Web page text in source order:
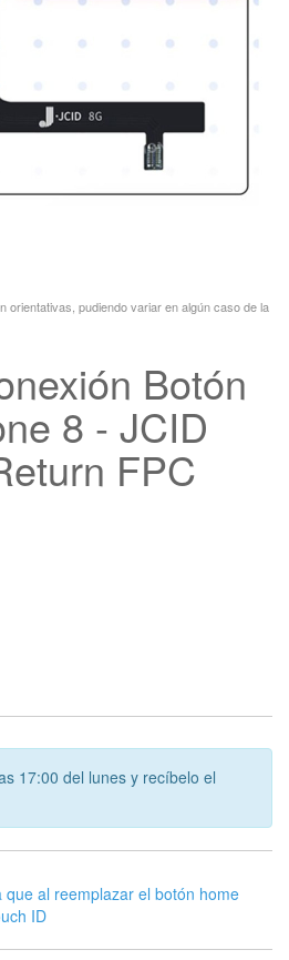
orientativas, pudiendo variar en algún caso de la
Botón
8 - JCID
FPC
17:00 del lunes y recíbelo el
que al reemplazar el botón home
ID